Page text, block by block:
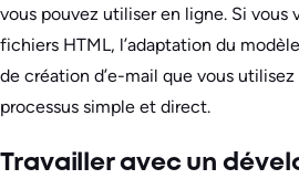
vous pouvez utiliser en ligne. Si vous
fichiers HTML, l’adaptation du
de création d’e-mail que vous
processus simple et direct.
Travailler avec un